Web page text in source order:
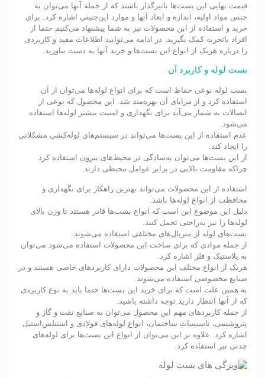
قیمت نهایی این بست‌ها تاثیرگذار باشند که از جمله آنها می‌توان به
جنس مواد اولیه، اندازه و ابعاد آنها و موارد این‌چنینی اشاره کرد. برای
خرید و استفاده از این محصولات نیز به شما پیشنهاد می‌کنیم حتما از
افراد باتجربه کمک بگیرید. در ادامه می‌توانید اطلاعات مفید و کاربردی
را درباره هریک از انواع این بست‌ها و خرید آنها به دست بیاورید.
بست لوله و کاربرد آن
بست لوله نوعی حفاظ است که برای انواع لوله‌ها می‌توان از آن
استفاده کرد و از مزایای آن بهره‌مند شد. این محصول که نوعی از
اتصالات به شمار می‌آید برای نگهداری و امنیت بیشتر لوله‌ها استفاده
می‌شود.
عدم استفاده از این بست‌ها می‌تواند در سیستم‌های لوله‌کشی مشکلاتی
را ایجاد کند.
از این بست‌ها می‌توان به‌سادگی در محیط‌های بیرون استفاده کرد
چراکه مقاومت بالایی در برابر عوامل محیطی دارند.
استفاده از این محصولات می‌تواند بهترین راهکار برای نگهداری و
محافظت از انواع لوله‌ها باشد.
دلیل این موضوع این است که انواع بست‌ها قادر هستند تا وزن بالای
لوله‌ها را نیز به‌راحتی تحمل کنند.
بست‌های لوله از متریال‌های مختلفی استفاده می‌شوند.
از جمله موادی که برای ساخت این محصولات استفاده می‌شود می‌توان
به پلاستیک و فلز اشاره کرد.
هریک از انواع مختلف این محصولات دارای کاربردهای خاصی هستند و در
صنایع مخصوصی استفاده می‌شوند.
به همین علت است که برای خرید این بست‌ها حتما باید به نوع کاربردی
که از آنها انتظار دارید توجه داشته باشید.
از جمله کاربردهای مهم این محصول می‌توان به صنایع نفت و گاز و
پتروشیمی، تاسیسات ساختمان، انواع لوله‌های فولادی و استنلس‌استیل
اشاره کرد. علاوه بر این می‌توان از انواع این بست‌ها برای لوله‌های
چدنی نیز استفاده کرد.